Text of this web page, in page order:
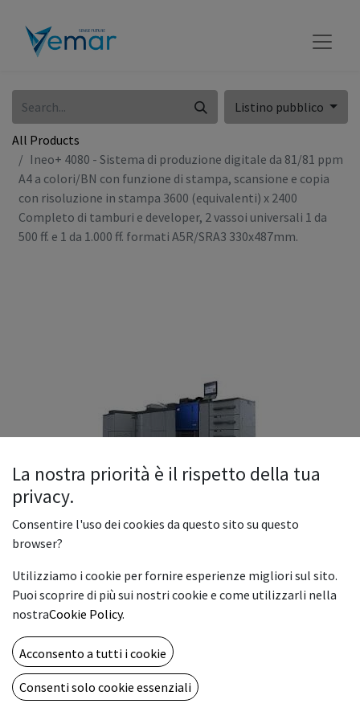
Listino pubblico
All Products
Ineo+ 4080 - Sistema di produzione digitale da 81/81 ppm
A4 a colori/BN con funzione di stampa, scansione e copia
con risoluzione in stampa 3600 (equivalenti) x 2400
Completo di tamburi e developer, 2 vassoi universali 1 da
500 ff. e 1 da 1.000 ff. formati A5R/SRA3 330x487mm.
Ineo+ 4080 - Sistema di
produzione digitale da 81/81 ppm
A4 a colori/BN con funzione di
stampa, scansione e copia con
La nostra priorità è il rispetto della tua
privacy.
Consentire l'uso dei cookies da questo sito su questo
browser?
Utilizziamo i cookie per fornire esperienze migliori sul sito.
Puoi scoprire di più sui nostri cookie e come utilizzarli nella
nostraCookie Policy.
Acconsento a tutti i cookie
Consenti solo cookie essenziali